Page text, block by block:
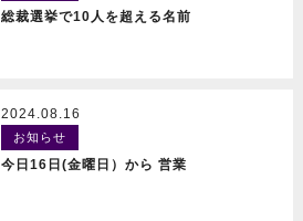
総裁選挙で10人を超える名前
2024.08.16
お知らせ
今日16日(金曜日）から 営業